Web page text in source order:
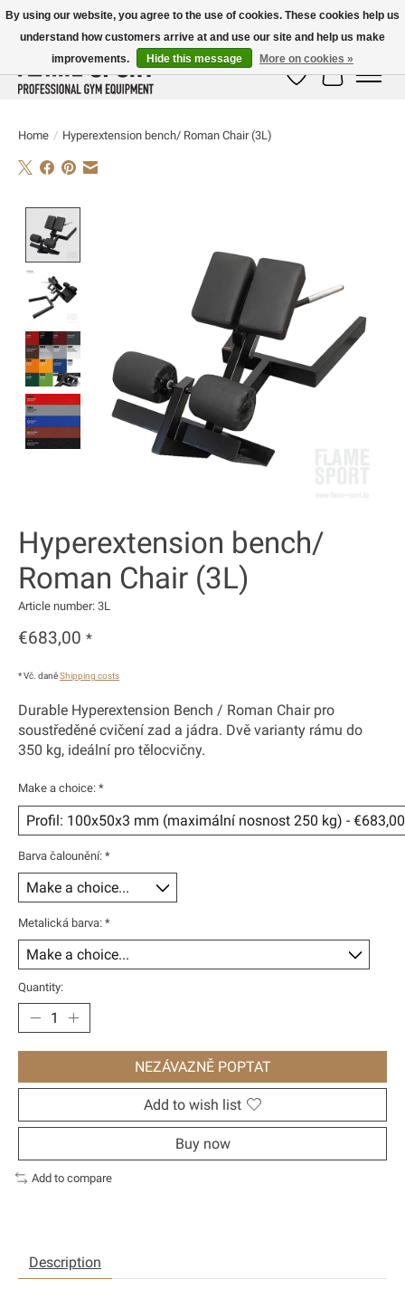
E-MAIL:info@flame-sport.deTEL.: +49 1525 9705 011
Wish ListCart
Home / Hyperextension bench/ Roman Chair (3L)
Hyperextension bench/
Roman Chair (3L)
Article number: 3L
€683,00 *
* Vč. daněShipping costs
Durable Hyperextension Bench / Roman Chair pro
soustředěné cvičení zad a jádra. Dvě varianty rámu do
350 kg, ideální pro tělocvičny.
Make a choice: *
Barva čalounění: *
Metalická barva: *
Quantity:
NEZÁVAZNĚ POPTAT
Add to wish list
Buy now
Add to compare
Description
By using our website, you agree to the use of cookies. These cookies help us
understand how customers arrive at and use our site and help us make
improvements.
Hide this message More on cookies »